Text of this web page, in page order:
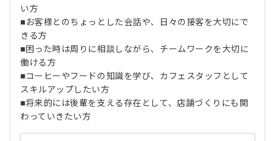
い方
■お客様とのちょっとした会話や、日々の接客を大切にで
きる方
■困った時は周りに相談しながら、チームワークを大切に
働ける方
■コーヒーやフードの知識を学び、カフェスタッフとして
スキルアップしたい方
■将来的には後輩を支える存在として、店舗づくりにも関
わっていきたい方